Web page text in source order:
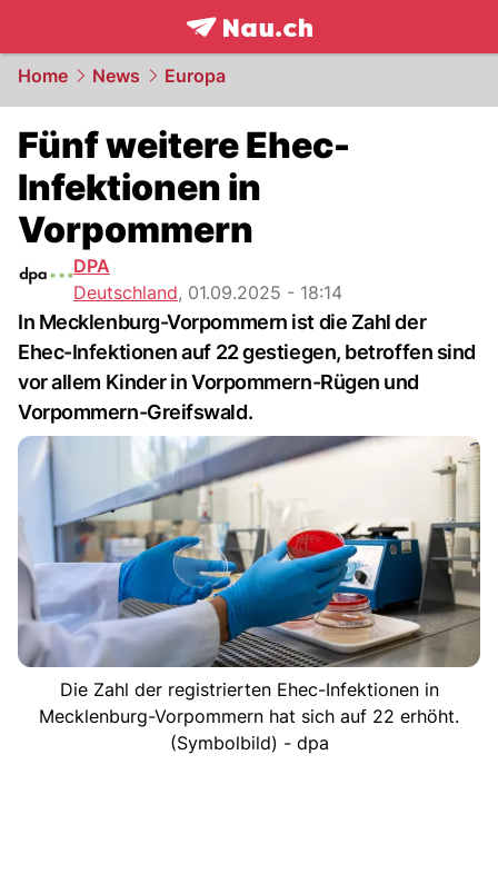
frontpage.NAU.ch
Home News Europa
Fünf weitere Ehec-
Infektionen in
Vorpommern
DPA
Deutschland, 01.09.2025 - 18:14
In Mecklenburg-Vorpommern ist die Zahl der
Ehec-Infektionen auf 22 gestiegen, betroffen sind
vor allem Kinder in Vorpommern-Rügen und
Vorpommern-Greifswald.
Die Zahl der registrierten Ehec-Infektionen in
Mecklenburg-Vorpommern hat sich auf 22 erhöht.
(Symbolbild) - dpa